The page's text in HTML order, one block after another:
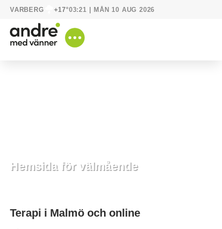
VARBERG +17°03:21 | MÅN 10 AUG 2026
Hemsida för välmående
Terapi i Malmö och online